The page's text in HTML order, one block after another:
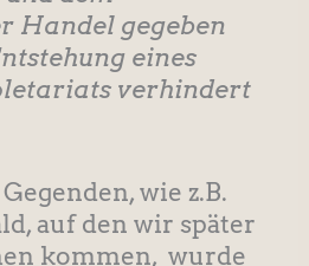
Handel gegeben
eines
verhindert
wie z.B.
auf den wir später
kommen, wurde